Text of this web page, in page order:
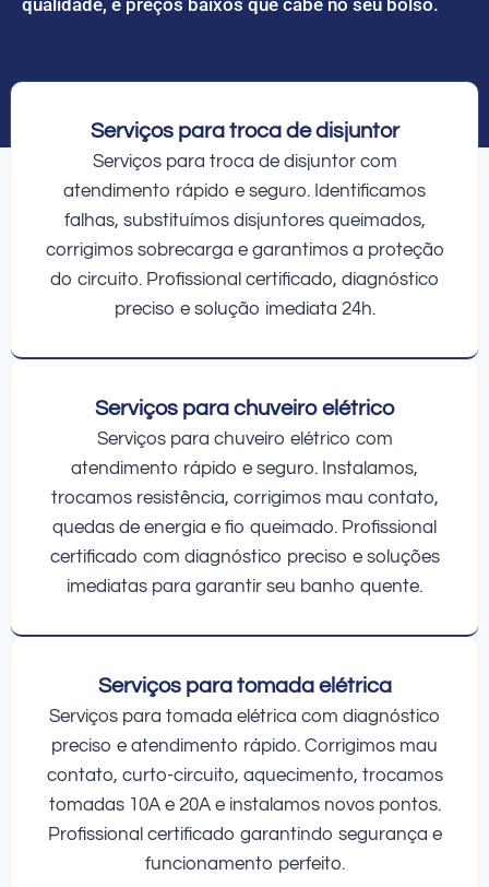
Serviços para troca de disjuntor
Serviços para troca de disjuntor com
atendimento rápido e seguro. Identificamos
falhas, substituímos disjuntores queimados,
corrigimos sobrecarga e garantimos a proteção
do circuito. Profissional certificado, diagnóstico
preciso e solução imediata 24h.
Serviços para chuveiro elétrico
Serviços para chuveiro elétrico com
atendimento rápido e seguro. Instalamos,
trocamos resistência, corrigimos mau contato,
quedas de energia e fio queimado. Profissional
certificado com diagnóstico preciso e soluções
imediatas para garantir seu banho quente.
Serviços para tomada elétrica
Serviços para tomada elétrica com diagnóstico
preciso e atendimento rápido. Corrigimos mau
contato, curto-circuito, aquecimento, trocamos
tomadas 10A e 20A e instalamos novos pontos.
Profissional certificado garantindo segurança e
funcionamento perfeito.